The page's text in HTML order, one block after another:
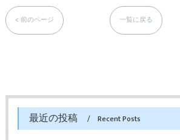
< 前のページ 一覧に戻る
最近の投稿 Recent Posts